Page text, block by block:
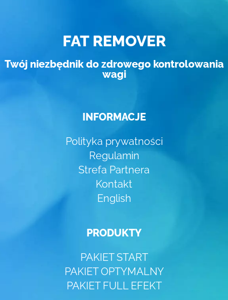
FAT REMOVER
Twój niezbędnik do zdrowego kontrolowania
wagi
INFORMACJE
Polityka prywatności
Regulamin
Strefa Partnera
Kontakt
English
PRODUKTY
PAKIET START
PAKIET OPTYMALNY
PAKIET FULL EFEKT